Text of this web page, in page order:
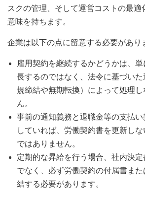
スクの管理、そして運営コストの最適
意味を持ちます。
企業は以下の点に留意する必要があり
雇用契約を継続するかどうかは、
長するのではなく、法令に基づい
規締結や無期転換）によって処理
ん。
事前の通知義務と退職金等の支払
していれば、労働契約書を更新し
ではありません。
定期的な昇給を行う場合、社内決
でなく、必ず労働契約の付属書ま
結する必要があります。